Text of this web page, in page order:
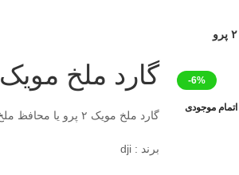
-6%
اتمام موجودی
گارد ملخ مویک ۲ پرو
گارد ملخ مویک ۲ پرو یا محافظ ملخ
برند : dji